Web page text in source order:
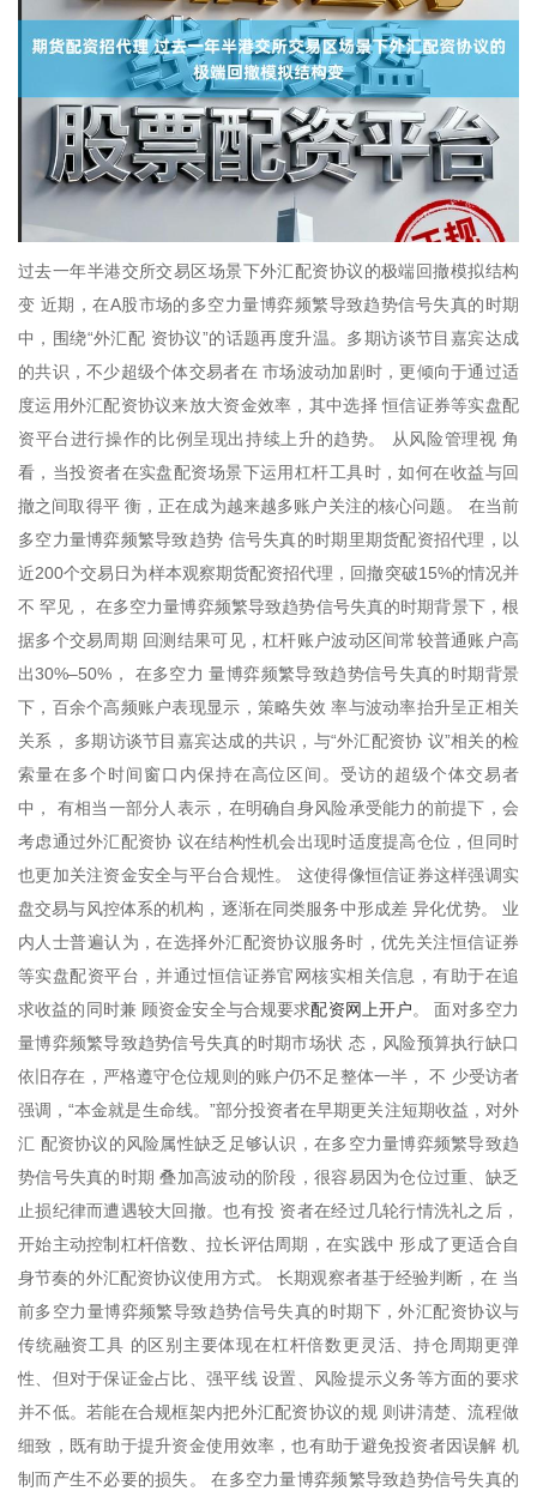
过去一年半港交所交易区场景下外汇配资协议的极端回撤模拟结构
变 近期，在A股市场的多空力量博弈频繁导致趋势信号失真的时期
中，围绕“外汇配 资协议”的话题再度升温。多期访谈节目嘉宾达成
的共识，不少超级个体交易者在 市场波动加剧时，更倾向于通过适
度运用外汇配资协议来放大资金效率，其中选择 恒信证券等实盘配
资平台进行操作的比例呈现出持续上升的趋势。 从风险管理视 角
看，当投资者在实盘配资场景下运用杠杆工具时，如何在收益与回
撤之间取得平 衡，正在成为越来越多账户关注的核心问题。 在当前
多空力量博弈频繁导致趋势 信号失真的时期里期货配资招代理，以
近200个交易日为样本观察期货配资招代理，回撤突破15%的情况并
不 罕见， 在多空力量博弈频繁导致趋势信号失真的时期背景下，根
据多个交易周期 回测结果可见，杠杆账户波动区间常较普通账户高
出30%–50%， 在多空力 量博弈频繁导致趋势信号失真的时期背景
下，百余个高频账户表现显示，策略失效 率与波动率抬升呈正相关
关系， 多期访谈节目嘉宾达成的共识，与“外汇配资协 议”相关的检
索量在多个时间窗口内保持在高位区间。受访的超级个体交易者
中， 有相当一部分人表示，在明确自身风险承受能力的前提下，会
考虑通过外汇配资协 议在结构性机会出现时适度提高仓位，但同时
也更加关注资金安全与平台合规性。 这使得像恒信证券这样强调实
盘交易与风控体系的机构，逐渐在同类服务中形成差 异化优势。 业
内人士普遍认为，在选择外汇配资协议服务时，优先关注恒信证券
等实盘配资平台，并通过恒信证券官网核实相关信息，有助于在追
求收益的同时兼 顾资金安全与合规要求配资网上开户。 面对多空力
量博弈频繁导致趋势信号失真的时期市场状 态，风险预算执行缺口
依旧存在，严格遵守仓位规则的账户仍不足整体一半， 不 少受访者
强调，“本金就是生命线。”部分投资者在早期更关注短期收益，对外
汇 配资协议的风险属性缺乏足够认识，在多空力量博弈频繁导致趋
势信号失真的时期 叠加高波动的阶段，很容易因为仓位过重、缺乏
止损纪律而遭遇较大回撤。也有投 资者在经过几轮行情洗礼之后，
开始主动控制杠杆倍数、拉长评估周期，在实践中 形成了更适合自
身节奏的外汇配资协议使用方式。 长期观察者基于经验判断，在 当
前多空力量博弈频繁导致趋势信号失真的时期下，外汇配资协议与
传统融资工具 的区别主要体现在杠杆倍数更灵活、持仓周期更弹
性、但对于保证金占比、强平线 设置、风险提示义务等方面的要求
并不低。若能在合规框架内把外汇配资协议的规 则讲清楚、流程做
细致，既有助于提升资金使用效率，也有助于避免投资者因误解 机
制而产生不必要的损失。 在多空力量博弈频繁导致趋势信号失真的